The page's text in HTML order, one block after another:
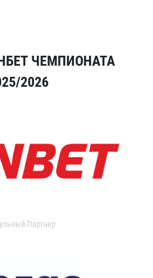
ЧЕМПИОНАТА
2026
Партнер